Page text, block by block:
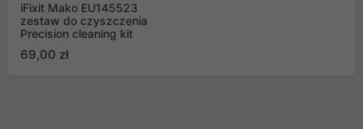
iFixit Mako EU145523
zestaw do czyszczenia
Precision cleaning kit
69,00 zł